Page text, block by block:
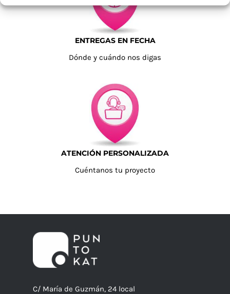
ENTREGAS EN FECHA
Dónde y cuándo nos digas
ATENCIÓN PERSONALIZADA
Cuéntanos tu proyecto
C/ María de Guzmán, 24 local